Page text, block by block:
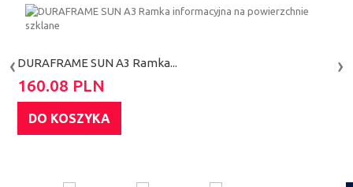
DURAFRAME SUN A3 Ramka...
160.08 PLN
DO KOSZYKA
‹ ›